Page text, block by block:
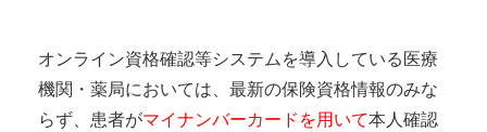
オンライン資格確認等システムを導入している医療
機関・薬局においては、最新の保険資格情報のみな
らず、患者がマイナンバーカードを用いて本人確認